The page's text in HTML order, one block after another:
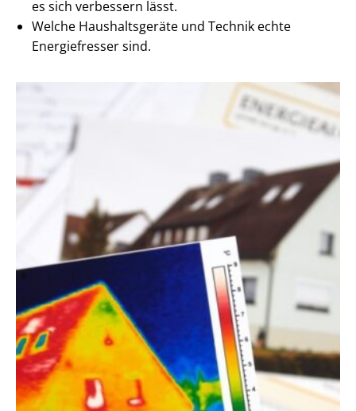
es sich verbessern lässt.
Welche Haushaltsgeräte und Technik echte
Energiefresser sind.